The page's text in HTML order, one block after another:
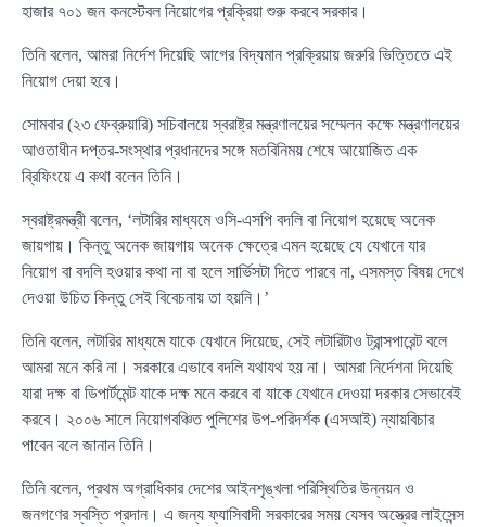
হাজার ৭০১ জন কনস্টেবল নিয়োগের প্রক্রিয়া শুরু করবে সরকার।
তিনি বলেন, আমরা নির্দেশ দিয়েছি আগের বিদ্যমান প্রক্রিয়ায় জরুরি ভিত্তিতে এই
নিয়োগ দেয়া হবে।
সোমবার (২৩ ফেব্রুয়ারি) সচিবালয়ে স্বরাষ্ট্র মন্ত্রণালয়ের সম্মেলন কক্ষে মন্ত্রণালয়ের
আওতাধীন দপ্তর-সংস্থার প্রধানদের সঙ্গে মতবিনিময় শেষে আয়োজিত এক
ব্রিফিংয়ে এ কথা বলেন তিনি।
স্বরাষ্ট্রমন্ত্রী বলেন, ‘লটারির মাধ্যমে ওসি-এসপি বদলি বা নিয়োগ হয়েছে অনেক
জায়গায়। কিন্তু অনেক জায়গায় অনেক ক্ষেত্রে এমন হয়েছে যে যেখানে যার
নিয়োগ বা বদলি হওয়ার কথা না বা হলে সার্ভিসটা দিতে পারবে না, এসমস্ত বিষয় দেখে
দেওয়া উচিত কিন্তু সেই বিবেচনায় তা হয়নি।’
তিনি বলেন, লটারির মাধ্যমে যাকে যেখানে দিয়েছে, সেই লটারিটাও ট্রান্সপারেন্ট বলে
আমরা মনে করি না। সরকারে এভাবে বদলি যথাযথ হয় না। আমরা নির্দেশনা দিয়েছি
যারা দক্ষ বা ডিপার্টমেন্ট যাকে দক্ষ মনে করবে বা যাকে যেখানে দেওয়া দরকার সেভাবেই
করবে। ২০০৬ সালে নিয়োগবঞ্চিত পুলিশের উপ-পরিদর্শক (এসআই) ন্যায়বিচার
পাবেন বলে জানান তিনি।
তিনি বলেন, প্রথম অগ্রাধিকার দেশের আইনশৃঙ্খলা পরিস্থিতির উন্নয়ন ও
জনগণের স্বস্তি প্রদান। এ জন্য ফ্যাসিবাদী সরকারের সময় যেসব অস্ত্রের লাইসেন্স